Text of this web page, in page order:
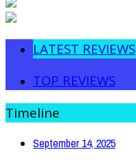
LATEST REVIEWS
TOP REVIEWS
Timeline
September 14, 2025